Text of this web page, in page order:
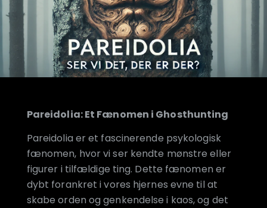
Pareidolia: Et Fænomen i Ghosthunting
Pareidolia er et fascinerende psykologisk
fænomen, hvor vi ser kendte mønstre eller
figurer i tilfældige ting. Dette fænomen er
dybt forankret i vores hjernes evne til at
skabe orden og genkendelse i kaos, og det